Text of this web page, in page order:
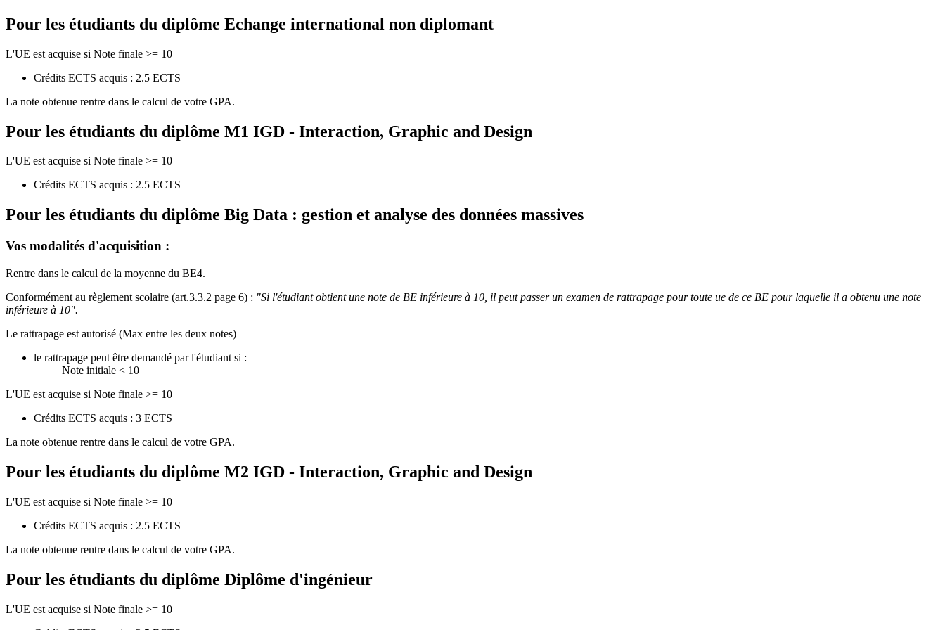
Pour les étudiants du diplôme Echange international non diplomant
L'UE est acquise si Note finale >= 10
Crédits ECTS acquis : 2.5 ECTS
La note obtenue rentre dans le calcul de votre GPA.
Pour les étudiants du diplôme M1 IGD - Interaction, Graphic and Design
L'UE est acquise si Note finale >= 10
Crédits ECTS acquis : 2.5 ECTS
Pour les étudiants du diplôme Big Data : gestion et analyse des données massives
Vos modalités d'acquisition :
Rentre dans le calcul de la moyenne du BE4.
Conformément au règlement scolaire (art.3.3.2 page 6) : "Si l'étudiant obtient une note de BE inférieure à 10, il peut passer un examen de rattrapage pour toute ue de ce BE pour laquelle il a obtenu une note
inférieure à 10".
Le rattrapage est autorisé (Max entre les deux notes)
le rattrapage peut être demandé par l'étudiant si :
Note initiale < 10
L'UE est acquise si Note finale >= 10
Crédits ECTS acquis : 3 ECTS
La note obtenue rentre dans le calcul de votre GPA.
Pour les étudiants du diplôme M2 IGD - Interaction, Graphic and Design
L'UE est acquise si Note finale >= 10
Crédits ECTS acquis : 2.5 ECTS
La note obtenue rentre dans le calcul de votre GPA.
Pour les étudiants du diplôme Diplôme d'ingénieur
L'UE est acquise si Note finale >= 10